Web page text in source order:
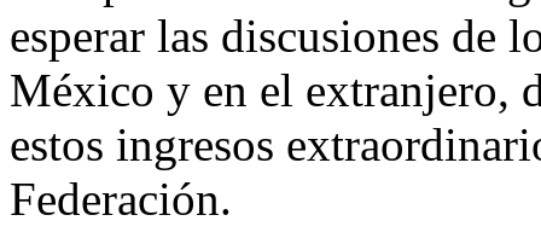
esperar las discusiones de
México y en el extranjero,
estos ingresos
Federación.